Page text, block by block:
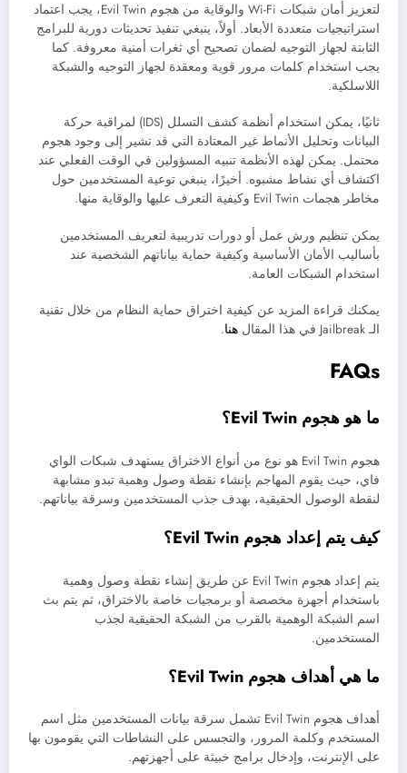
لتعزيز أمان شبكات Wi-Fi والوقاية من هجوم Evil Twin، يجب اعتماد
استراتيجيات متعددة الأبعاد. أولاً، ينبغي تنفيذ تحديثات دورية للبرامج
الثابتة لجهاز التوجيه لضمان تصحيح أي ثغرات أمنية معروفة. كما
يجب استخدام كلمات مرور قوية ومعقدة لجهاز التوجيه والشبكة
اللاسلكية.
ثانيًا، يمكن استخدام أنظمة كشف التسلل (IDS) لمراقبة حركة
البيانات وتحليل الأنماط غير المعتادة التي قد تشير إلى وجود هجوم
محتمل. يمكن لهذه الأنظمة تنبيه المسؤولين في الوقت الفعلي عند
اكتشاف أي نشاط مشبوه. أخيرًا، ينبغي توعية المستخدمين حول
مخاطر هجمات Evil Twin وكيفية التعرف عليها والوقاية منها.
يمكن تنظيم ورش عمل أو دورات تدريبية لتعريف المستخدمين
بأساليب الأمان الأساسية وكيفية حماية بياناتهم الشخصية عند
استخدام الشبكات العامة.
يمكنك قراءة المزيد عن كيفية اختراق حماية النظام من خلال تقنية
الـ Jailbreak في هذا المقال
هنا.
FAQs
ما هو هجوم Evil Twin؟
هجوم Evil Twin هو نوع من أنواع الاختراق يستهدف شبكات الواي
فاي، حيث يقوم المهاجم بإنشاء نقطة وصول وهمية تبدو مشابهة
لنقطة الوصول الحقيقية، بهدف جذب المستخدمين وسرقة بياناتهم.
كيف يتم إعداد هجوم Evil Twin؟
يتم إعداد هجوم Evil Twin عن طريق إنشاء نقطة وصول وهمية
باستخدام أجهزة مخصصة أو برمجيات خاصة بالاختراق، ثم يتم بث
اسم الشبكة الوهمية بالقرب من الشبكة الحقيقية لجذب
المستخدمين.
ما هي أهداف هجوم Evil Twin؟
أهداف هجوم Evil Twin تشمل سرقة بيانات المستخدمين مثل اسم
المستخدم وكلمة المرور، والتجسس على النشاطات التي يقومون بها
على الإنترنت، وإدخال برامج خبيثة على أجهزتهم.